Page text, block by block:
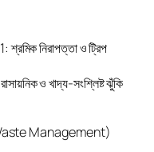
নিরাপত্তা ও ট্রিপ
ও খাদ্য-সংশ্লিষ্ট ঝুঁকি
(Waste Management)